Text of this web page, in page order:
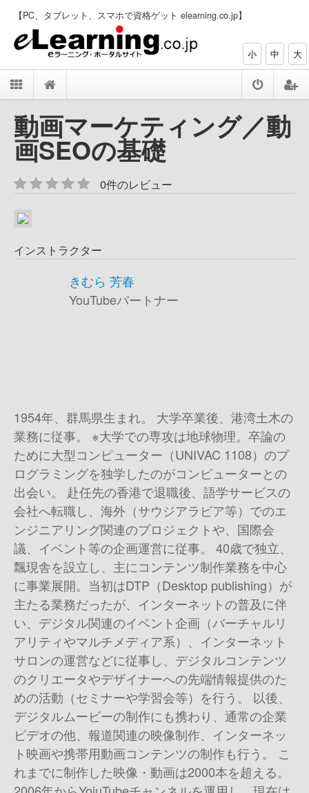
【PC、タブレット、スマホで資格ゲット elearning.co.jp】
小 中 大
動画マーケティング／動
画SEOの基礎
0件のレビュー
インストラクター
きむら 芳春
YouTubeパートナー
1954年、群馬県生まれ。 大学卒業後、港湾土木の
業務に従事。 ※大学での専攻は地球物理。卒論の
ために大型コンピューター（UNIVAC 1108）のプ
ログラミングを独学したのがコンピューターとの
出会い。 赴任先の香港で退職後、語学サービスの
会社へ転職し、海外（サウジアラビア等）でのエ
ンジニアリング関連のプロジェクトや、国際会
議、イベント等の企画運営に従事。 40歳で独立、
飄現舎を設立し、主にコンテンツ制作業務を中心
に事業展開。 当初はDTP（Desktop publishing）が
主たる業務だったが、インターネットの普及に伴
い、デジタル関連のイベント企画（バーチャルリ
アリティやマルチメディア系）、インターネット
サロンの運営などに従事し、デジタルコンテンツ
のクリエータやデザイナーへの先端情報提供のた
めの活動（セミナーや学習会等）を行う。 以後、
デジタルムービーの制作にも携わり、通常の企業
ビデオの他、報道関連の映像制作、インターネッ
ト映画や携帯用動画コンテンツの制作も行う。 こ
れまでに制作した映像・動画は2000本を超える。